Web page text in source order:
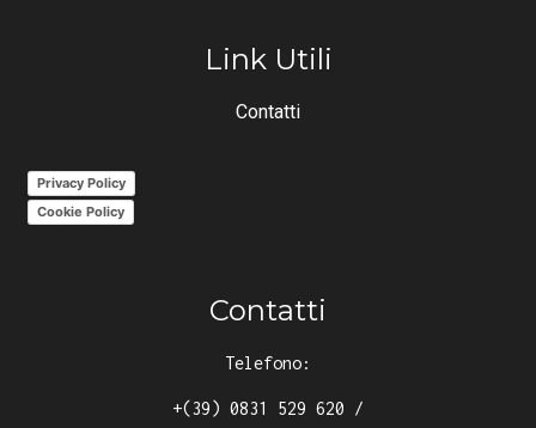
Link Utili
Contatti
Privacy Policy
Cookie Policy
Contatti
Telefono:
+(39) 0831 529 620 /